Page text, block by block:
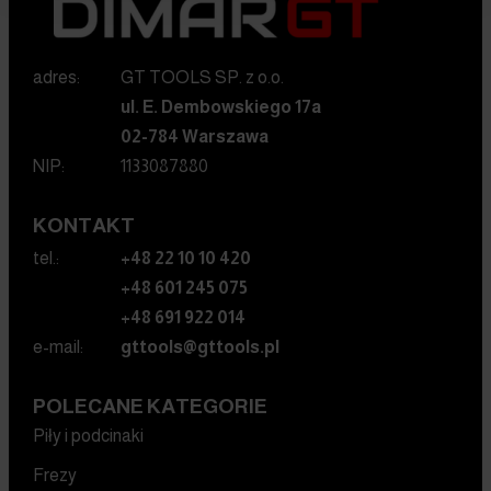
adres:
GT TOOLS SP. z o.o.
ul. E. Dembowskiego 17a
02-784 Warszawa
NIP:
1133087880
KONTAKT
tel.:
+48 22 10 10 420
+48 601 245 075
+48 691 922 014
e-mail:
gttools@gttools.pl
POLECANE KATEGORIE
Piły i podcinaki
Frezy